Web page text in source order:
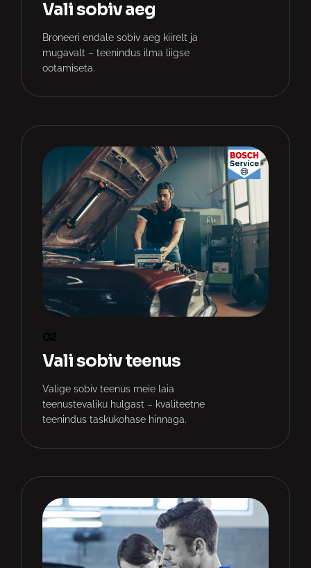
Vali sobiv aeg
Broneeri endale sobiv aeg kiirelt ja
mugavalt – teenindus ilma liigse
ootamiseta.
Vali sobiv teenus
Valige sobiv teenus meie laia
teenustevaliku hulgast – kvaliteetne
teenindus taskukohase hinnaga.